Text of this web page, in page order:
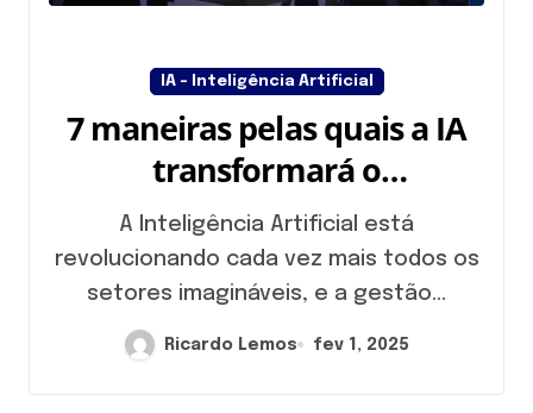
IA - Inteligência Artificial
7 maneiras pelas quais a IA
transformará o
gerenciamento de projetos
A Inteligência Artificial está
revolucionando cada vez mais todos os
setores imagináveis, e a gestão...
Ricardo Lemos fev 1, 2025